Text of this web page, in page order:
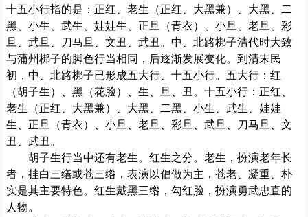
十五小行指的是：正红、老生（正红、大黑兼）、大黑、二
黑、小生、武生、娃娃生、正旦（青衣）、小旦、老旦、彩
旦、武旦、刀马旦、文丑、武丑。中、北路梆子清代时大致
与蒲州梆子的脚色行当相同，后逐渐发展变化。到清末民
初，中、北路梆子已形成五大行、十五小行。五大行：红
（胡子生）、黑（花脸）、生、旦、丑。十五小行：正红、
老生（正红、大黑兼）、大黑、二黑、小生、武生、娃娃
生、正旦（青衣）、小旦、老旦、彩旦、武旦、刀马旦、文
丑、武丑。
胡子生行当中还有老生。红生之分。老生，扮演老年长
者，挂白三缮或苍三绺，表演以倡做为主，苍老、凝重、朴
实是其主要特色。红生戴黑三绺，勾红脸，扮演勇武忠直的
人物。